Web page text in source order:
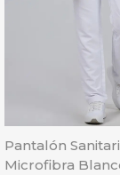
Pantalón
Microfibra